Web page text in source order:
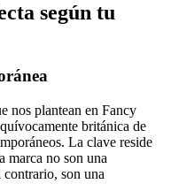
según tu
nos plantean en Fancy
británica de
La clave reside
marca no son una
contrario, son una